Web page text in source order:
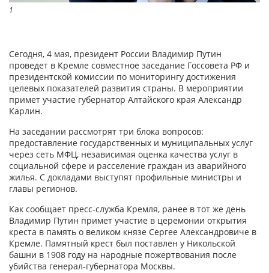
1
Сегодня, 4 мая, президент России Владимир Путин
проведет в Кремле совместное заседание Госсовета РФ и
президентской комиссии по мониторингу достижения
целевых показателей развития страны. В мероприятии
примет участие губернатор Алтайского края Александр
Карлин.
На заседании рассмотрят три блока вопросов:
предоставление государственных и муниципальных услуг
через сеть МФЦ, независимая оценка качества услуг в
социальной сфере и расселение граждан из аварийного
жилья. С докладами выступят профильные министры и
главы регионов.
Как сообщает пресс-служба Кремля, ранее в тот же день
Владимир Путин примет участие в церемонии открытия
креста в память о великом князе Сергее Александровиче в
Кремле. Памятный крест был поставлен у Никольской
башни в 1908 году на народные пожертвования после
убийства генерал-губернатора Москвы.